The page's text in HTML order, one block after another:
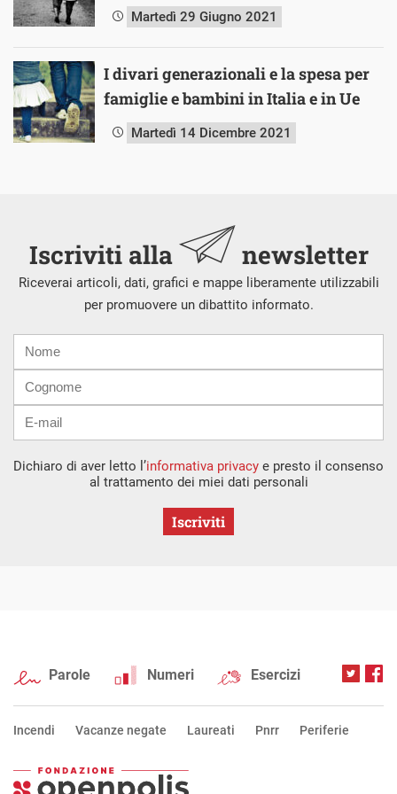
Martedì 29 Giugno 2021
I divari generazionali e la spesa per
famiglie e bambini in Italia e in Ue
Martedì 14 Dicembre 2021
Iscriviti alla newsletter
Riceverai articoli, dati, grafici e mappe liberamente utilizzabili
per promuovere un dibattito informato.
mail
Dichiaro di aver letto l’informativa privacy e presto il consenso
al trattamento dei miei dati personali
Iscriviti
Parole Numeri Esercizi
Incendi Vacanze negate Laureati Pnrr Periferie